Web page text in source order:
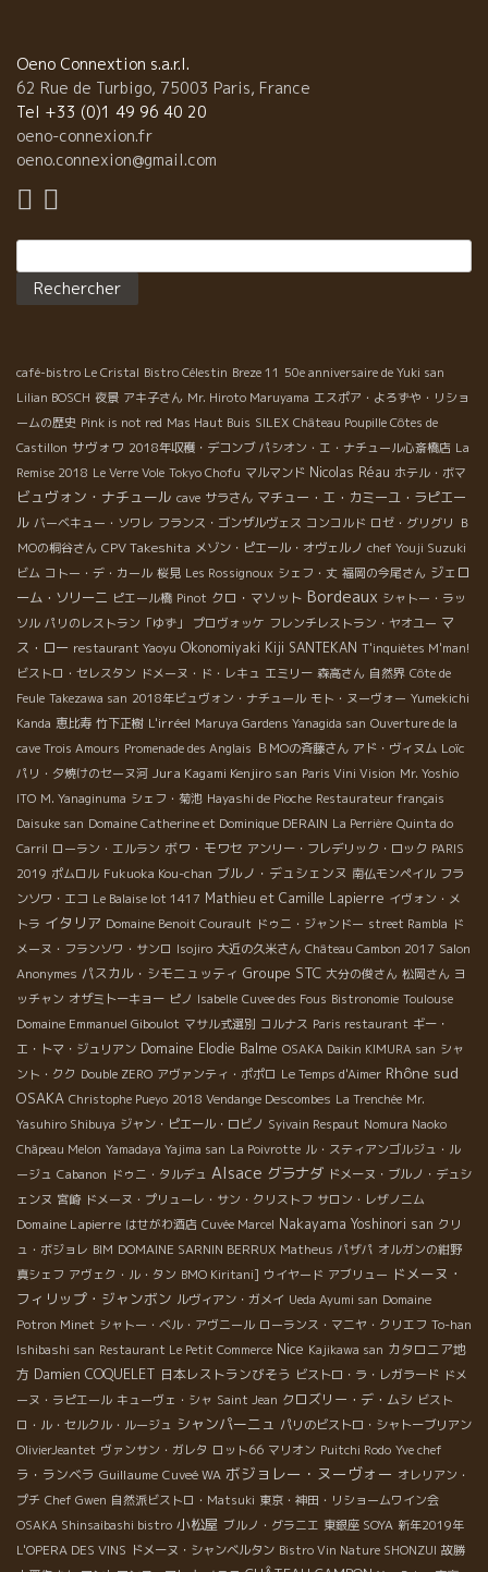
Oeno Connextion s.a.r.l.
62 Rue de Turbigo, 75003 Paris, France
Tel +33 (0)1 49 96 40 20
oeno-connexion.fr
oeno.connexion@gmail.com
café-bistro Le Cristal Bistro Célestin Breze 11 50e anniversaire de Yuki san
Lilian BOSCH 夜景 アキ子さん Mr. Hiroto Maruyama エスポア・よろずや・リショ
ームの歴史 Pink is not red Mas Haut Buis SILEX Château Poupille Côtes de
Castillon サヴォワ 2018年収穫・デコンブ パシオン・エ・ナチュール心斎橋店 La
Remise 2018 Le Verre Vole Tokyo Chofu マルマンド Nicolas Réau ホテル・ボマ
ビュヴォン・ナチュール cave サラさん マチュー・エ・カミーユ・ラピエー
ル バーベキュー・ソワレ フランス・ゴンザルヴェス コンコルド ロゼ・グリグリ Ｂ
ＭОの桐谷さん CPV Takeshita メゾン・ピエール・オヴェルノ chef Youji Suzuki
ビム コトー・デ・カール 桜見 Les Rossignoux シェフ・丈 福岡の今尾さん ジェロ
ーム・ソリーニ ピエール橋 Pinot クロ・マソット Bordeaux シャトー・ラッ
ソル パリのレストラン「ゆず」 プロヴォッケ フレンチレストラン・ヤオユー マ
ス・ロー restaurant Yaoyu Okonomiyaki Kiji SANTEKAN T'inquiètes M'man!
ビストロ・セレスタン ドメーヌ・ド・レキュ エミリー 森高さん 自然界 Côte de
Feule Takezawa san 2018年ビュヴォン・ナチュール モト・ヌーヴォー Yumekichi
Kanda 恵比寿 竹下正樹 L'irréel Maruya Gardens Yanagida san Ouverture de la
cave Trois Amours Promenade des Anglais ＢＭОの斉藤さん アド・ヴィヌム Loïc
パリ・夕焼けのセーヌ河 Jura Kagami Kenjiro san Paris Vini Vision Mr. Yoshio
ITO M. Yanaginuma シェフ・菊池 Hayashi de Pioche Restaurateur français
Daisuke san Domaine Catherine et Dominique DERAIN La Perrière Quinta do
Carril ローラン・エルラン ボワ・モワセ アンリー・フレデリック・ロック PARIS
2019 ポムロル Fukuoka Kou-chan ブルノ・デュシェンヌ 南仏モンペイル フラ
ンソワ・エコ Le Balaise lot 1417 Mathieu et Camille Lapierre イヴォン・メ
トラ イタリア Domaine Benoit Courault ドゥニ・ジャンドー street Rambla ド
メーヌ・フランソワ・サンロ Isojiro 大近の久米さん Château Cambon 2017 Salon
Anonymes パスカル・シモニュッティ Groupe STC 大分の俊さん 松岡さん ヨ
ッチャン オザミトーキョー ピノ Isabelle Cuvee des Fous Bistronomie Toulouse
Domaine Emmanuel Giboulot マサル式選別 コルナス Paris restaurant ギー・
エ・トマ・ジュリアン Domaine Elodie Balme OSAKA Daikin KIMURA san シャ
ント・クク Double ZERO アヴァンティ・ポポロ Le Temps d'Aimer Rhône sud
OSAKA Christophe Pueyo 2018 Vendange Descombes La Trenchée Mr.
Yasuhiro Shibuya ジャン・ピエール・ロビノ Syivain Respaut Nomura Naoko
Châpeau Melon Yamadaya Yajima san La Poivrotte ル・スティアンゴルジュ・ル
ージュ Cabanon ドゥニ・タルデュ Alsace グラナダ ドメーヌ・ブルノ・デュシ
ェンヌ 宮崎 ドメーヌ・プリューレ・サン・クリストフ サロン・レザノニム
Domaine Lapierre はせがわ酒店 Cuvée Marcel Nakayama Yoshinori san クリ
ュ・ボジョレ BIM DOMAINE SARNIN BERRUX Matheus パザパ オルガンの紺野
真シェフ アヴェク・ル・タン BMO Kiritani] ウイヤード アブリュー ドメーヌ・
フィリップ・ジャンボン ルヴィアン・ガメイ Ueda Ayumi san Domaine
Potron Minet シャトー・ベル・アヴニール ローランス・マニヤ・クリエフ To-han
Ishibashi san Restaurant Le Petit Commerce Nice Kajikawa san カタロニア地
方 Damien COQUELET 日本レストランびそう ビストロ・ラ・レガラード ドメ
ーヌ・ラピエール キューヴェ・シャ Saint Jean クロズリー・デ・ムシ ビスト
ロ・ル・セルクル・ルージュ シャンパーニュ パリのビストロ・シャトーブリアン
OlivierJeantet ヴァンサン・ガレタ ロット66 マリオン Puitchi Rodo Yve chef
ラ・ランベラ Guillaume Cuveé WA ボジョレー・ヌーヴォー オレリアン・
プチ Chef Gwen 自然派ビストロ・Matsuki 東京・神田・リショームワイン会
OSAKA Shinsaibashi bistro 小松屋 ブルノ・グラニエ 東銀座 SOYA 新年2019年
L'OPERA DES VINS ドメーヌ・シャンベルタン Bistro Vin Nature SHONZUI 故勝